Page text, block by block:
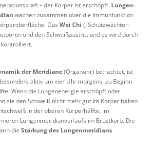
– der Körper ist erschöpft. Lungen-
wachen zusammen über die Immunfunktion
DasWei Chi („Schutzwächter-
und den Schweißaustritt und es wird durch
der Meridiane(Organuhr) betrachtet, ist
aktiv um vier Uhr morgens, zu Beginn
Wenn die Lungenenergie erschöpft oder
sie den Schweiß nicht mehr gut im Körper halten
in der oberen Körperhälfte, im
Lungenmeridianverlaufs im Brustkorb. Die
dieStärkung des Lungenmeridians